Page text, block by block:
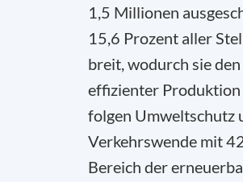
1,5 Millionen
15,6 Prozent aller
breit, wodurch sie
effizienter Produktion
folgen Umweltschutz
Verkehrswende mit
Bereich der